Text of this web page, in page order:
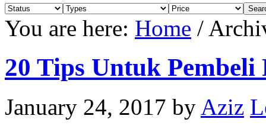
You are here: Home /
20 Tips Untuk Pembeli
January 24, 2017 by Aziz